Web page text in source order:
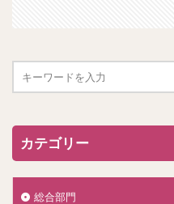
カテゴリー
総合部門